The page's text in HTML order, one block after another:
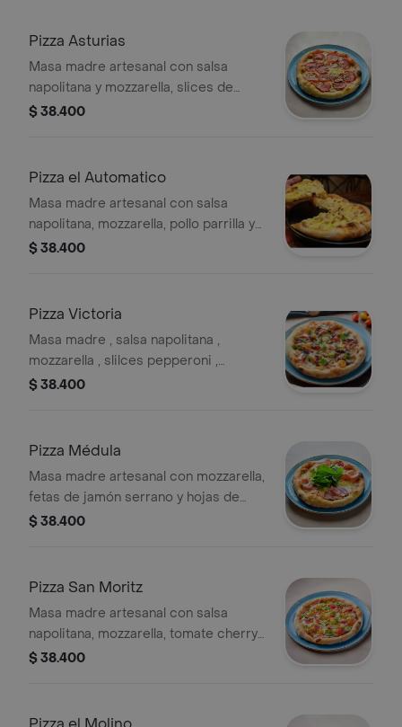
Pizza Asturias
Masa madre artesanal con salsa
napolitana y mozzarella, slices de
pepperoni y parmesano. (tamaño a
$ 38.400
Pizza el Automatico
Masa madre artesanal con salsa
napolitana, mozzarella, pollo parrilla y
salsa miel mostaza. (tamaño a elegir)
$ 38.400
Pizza Victoria
Masa madre , salsa napolitana ,
mozzarella , slilces pepperoni ,
chorizo artesanal, tomate cherry,
$ 38.400
Pizza Médula
Masa madre artesanal con mozzarella,
fetas de jamón serrano y hojas de
rúcula fresca aderezadas. (tamaño a
$ 38.400
Pizza San Moritz
Masa madre artesanal con salsa
napolitana, mozzarella, tomate cherry,
jalapeño, cebolla ocañera encurtida,
$ 38.400